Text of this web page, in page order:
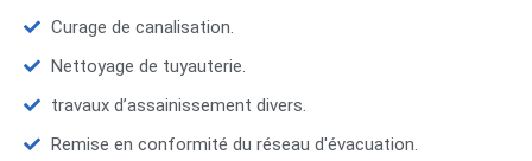
Curage de canalisation.
Nettoyage de tuyauterie.
travaux d’assainissement divers.
Remise en conformité du réseau d'évacuation.